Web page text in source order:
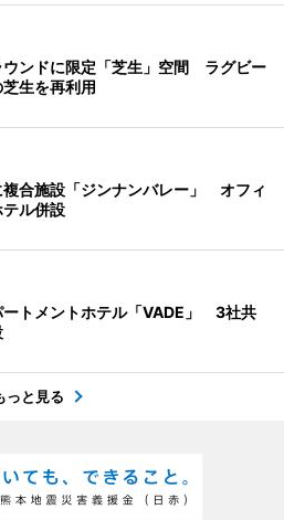
ウンドに限定「芝生」空間 ラグビー
生を再利用
複合施設「ジンナンバレー」 オフィ
テル併設
ートメントホテル「VADE」 3社共
っと見る